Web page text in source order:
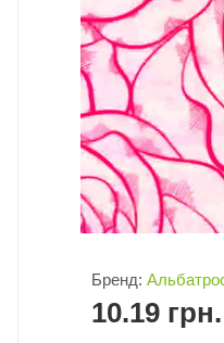
Бренд:
10.19 грн.